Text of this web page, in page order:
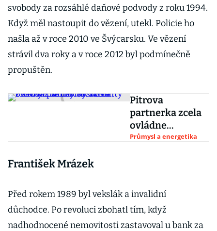
svobody za rozsáhlé daňové podvody z roku 1994.
Když měl nastoupit do vězení, utekl. Policie ho
našla až v roce 2010 ve Švýcarsku. Ve vězení
strávil dva roky a v roce 2012 byl podmínečně
propuštěn.
Pitrova
partnerka zcela
ovládne
německý sklad
Průmysl a energetika
František Mrázek
Před rokem 1989 byl vekslák a invalidní
důchodce. Po revoluci zbohatl tím, když
nadhodnocené nemovitosti zastavoval u bank za